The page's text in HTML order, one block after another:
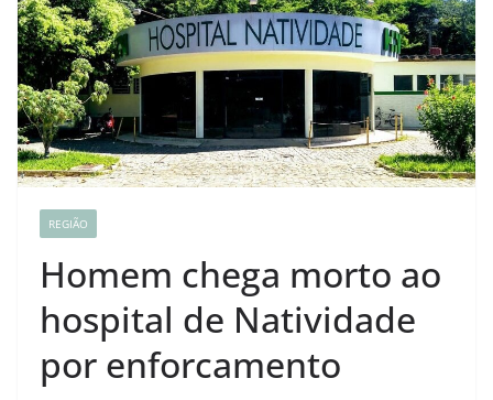
REGIÃO
Homem chega morto ao
hospital de Natividade
por enforcamento